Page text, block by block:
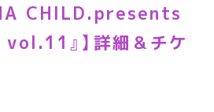
CHILD.presents
vol.11』】詳細＆チケ